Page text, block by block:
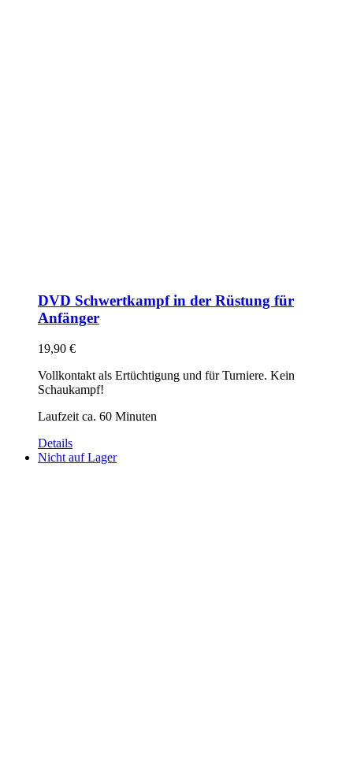
DVD Schwertkampf in der Rüstung für
Anfänger
19,90 €
Vollkontakt als Ertüchtigung und für Turniere. Kein
Schaukampf!
Laufzeit ca. 60 Minuten
Details
Nicht auf Lager